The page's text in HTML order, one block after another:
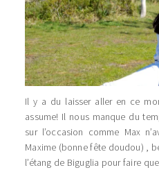
Il y a du laisser aller en ce
assume! Il nous manque du
sur l’occasion comme Max
Maxime (bonne fête doudou) ,
l’étang de Biguglia pour faire